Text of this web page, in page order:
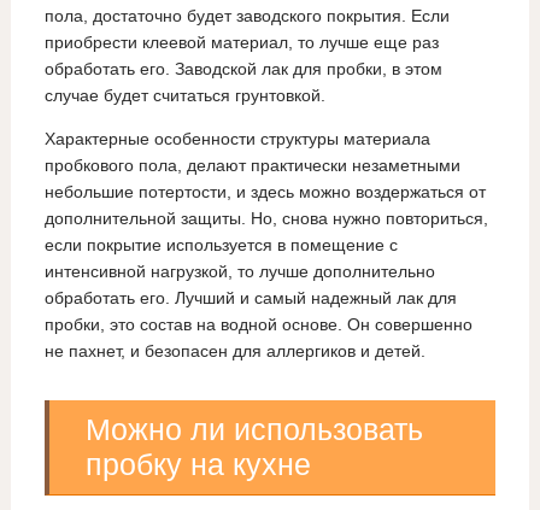
пола, достаточно будет заводского покрытия. Если
приобрести клеевой материал, то лучше еще раз
обработать его. Заводской лак для пробки, в этом
случае будет считаться грунтовкой.
Характерные особенности структуры материала
пробкового пола, делают практически незаметными
небольшие потертости, и здесь можно воздержаться от
дополнительной защиты. Но, снова нужно повториться,
если покрытие используется в помещение с
интенсивной нагрузкой, то лучше дополнительно
обработать его. Лучший и самый надежный лак для
пробки, это состав на водной основе. Он совершенно
не пахнет, и безопасен для аллергиков и детей.
Можно ли использовать
пробку на кухне